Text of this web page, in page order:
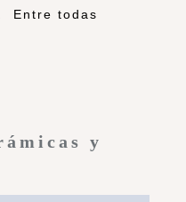
Entre todas
y